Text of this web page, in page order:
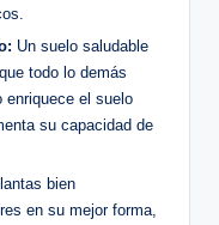
Un suelo saludable
todo lo demás
enriquece el suelo
su capacidad de
bien
en su mejor forma,